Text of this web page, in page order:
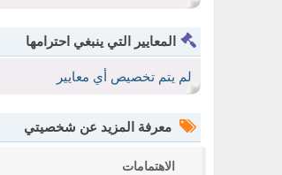
المعايير التي ينبغي احترامها
لم يتم تخصيص أي معايير
معرفة المزيد عن شخصيتي
الاهتمامات